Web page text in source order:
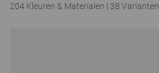
204 Kleuren & Materialen | 38 Varianten